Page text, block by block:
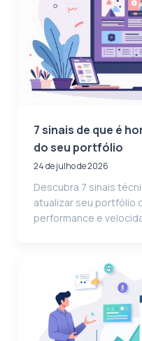
7 sinais de que é
do seu portfólio
24 de julho de 2026
Descubra 7 sinais
atualizar seu portfólio
performance e